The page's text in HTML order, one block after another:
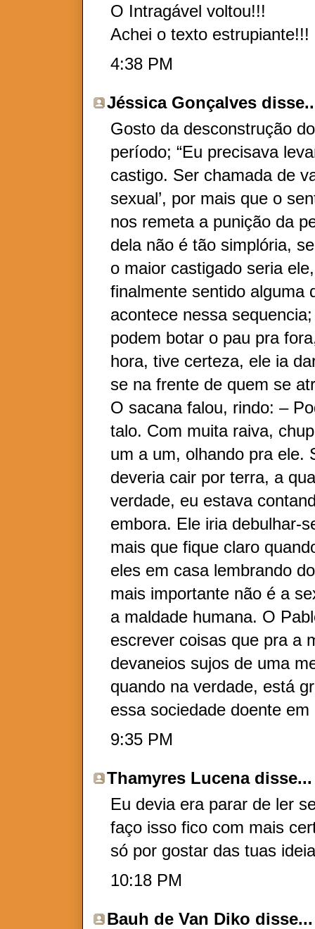
O Intragável voltou!!!
Achei o texto estrupiante!!!
4:38 PM
Jéssica Gonçalves
Gosto da desconstrução
período; “Eu precisava
castigo. Ser chamada de
sexual’, por mais que o
nos remeta a punição da
dela não é tão simplória,
o maior castigado seria
finalmente sentido alguma
acontece nessa
podem botar o pau pra
hora, tive certeza, ele ia
se na frente de quem se
O sacana falou, rindo: –
talo. Com muita raiva,
um a um, olhando pra ele.
deveria cair por terra, a
verdade, eu estava
embora. Ele iria debulhar-
mais que fique claro
eles em casa lembrando
mais importante não é a
a maldade humana. O
escrever coisas que pra a
devaneios sujos de uma
quando na verdade, está
essa sociedade doente
9:35 PM
Thamyres Lucenadisse...
Eu devia era parar de ler
faço isso fico com mais
só por gostar das tuas
10:18 PM
Bauh de Van Diko disse...